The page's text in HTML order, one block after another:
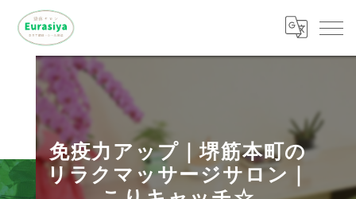
免疫力アップ｜堺筋本町の
リラクマッサージサロン｜